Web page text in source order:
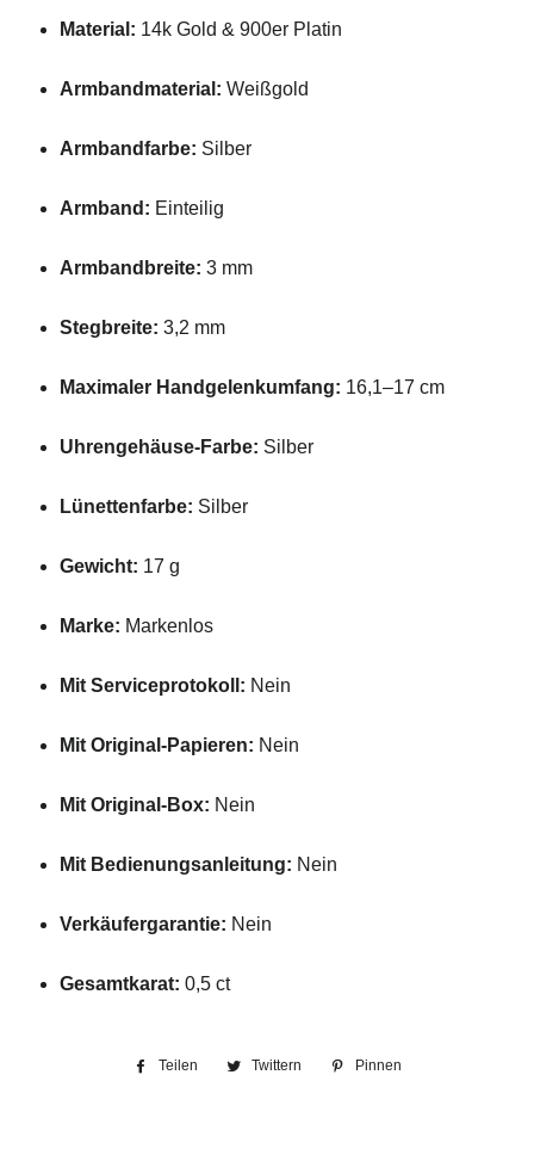
Material: 14k Gold & 900er Platin
Armbandmaterial: Weißgold
Armbandfarbe: Silber
Armband: Einteilig
Armbandbreite: 3 mm
Stegbreite: 3,2 mm
Maximaler Handgelenkumfang: 16,1–17 cm
Uhrengehäuse-Farbe: Silber
Lünettenfarbe: Silber
Gewicht: 17 g
Marke: Markenlos
Mit Serviceprotokoll: Nein
Mit Original-Papieren: Nein
Mit Original-Box: Nein
Mit Bedienungsanleitung: Nein
Verkäufergarantie: Nein
Gesamtkarat: 0,5 ct
Teilen
Auf
Twittern
Auf
Pinnen